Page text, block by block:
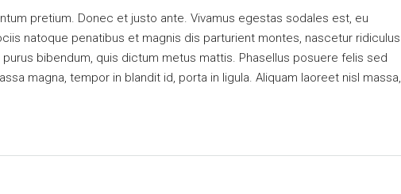
pretium. Donec et justo ante. Vivamus egestas sodales est, eu
natoque penatibus et magnis dis parturient montes, nascetur ridiculus
bibendum, quis dictum metus mattis. Phasellus posuere felis sed
magna, tempor in blandit id, porta in ligula. Aliquam laoreet nisl massa,